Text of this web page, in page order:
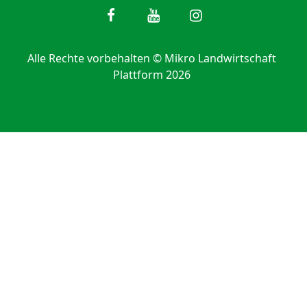
Alle Rechte vorbehalten © Mikro Landwirtschaft
Plattform 2026